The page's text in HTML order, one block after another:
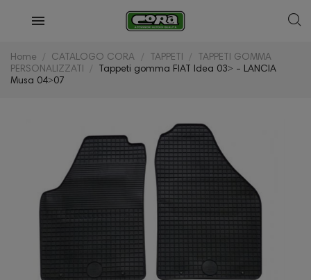
Home CATALOGO CORA TAPPETI
TAPPETI GOMMA
PERSONALIZZATI
Tappeti gomma FIAT Idea 03˃ - LANCIA
Musa 04˃07